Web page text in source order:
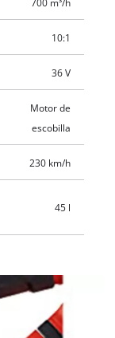
limpieza está
aspiradora de
de 45 l con una
llena está.
700 m³/h
10:1
36 V
Motor de
escobilla
230 km/h
45 l